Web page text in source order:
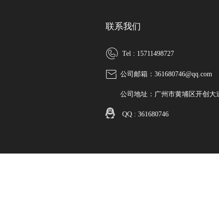
Tel : 15711498727
公司邮箱：361680746@qq.com
公司地址：广州市黄埔区开创大
QQ : 361680746
联系我们